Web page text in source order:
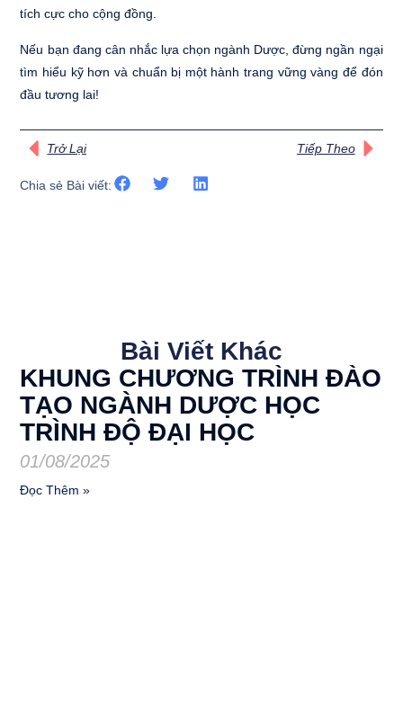
tích cực cho cộng đồng.
Nếu bạn đang cân nhắc lựa chọn ngành Dược, đừng ngần ngại
tìm hiểu kỹ hơn và chuẩn bị một hành trang vững vàng để đón
đầu tương lai!
Trở Lại Tiếp Theo
Chia sẻ Bài viết:
Bài Viết Khác
KHUNG CHƯƠNG TRÌNH ĐÀO
TẠO NGÀNH DƯỢC HỌC
TRÌNH ĐỘ ĐẠI HỌC
01/08/2025
Đọc Thêm »